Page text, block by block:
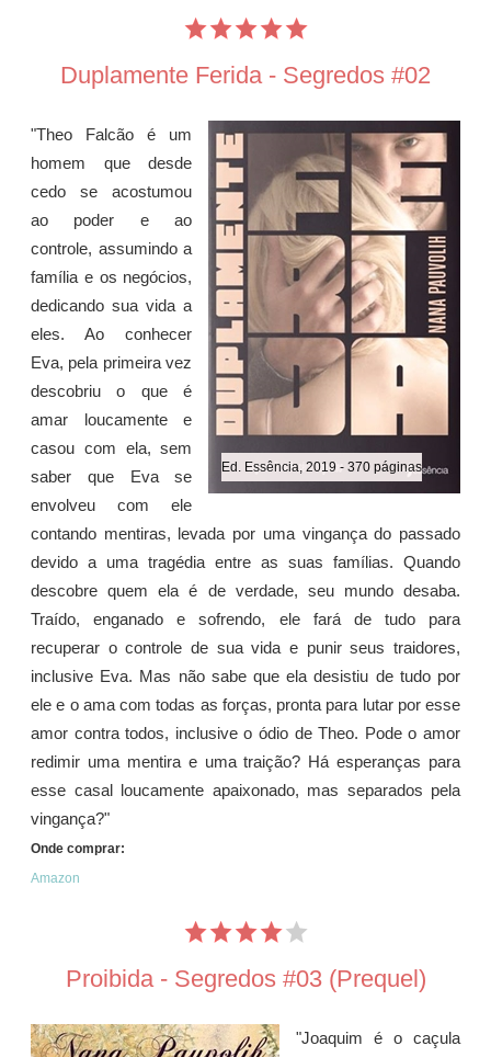
Duplamente Ferida - Segredos #02
Ed. Essência, 2019 - 370 páginas
"Theo Falcão é um
homem que desde
cedo se acostumou
ao poder e ao
controle, assumindo a
família e os negócios,
dedicando sua vida a
eles. Ao conhecer
Eva, pela primeira vez
descobriu o que é
amar loucamente e
casou com ela, sem
saber que Eva se
envolveu com ele
contando mentiras, levada por uma vingança do passado
devido a uma tragédia entre as suas famílias. Quando
descobre quem ela é de verdade, seu mundo desaba.
Traído, enganado e sofrendo, ele fará de tudo para
recuperar o controle de sua vida e punir seus traidores,
inclusive Eva. Mas não sabe que ela desistiu de tudo por
ele e o ama com todas as forças, pronta para lutar por esse
amor contra todos, inclusive o ódio de Theo. Pode o amor
redimir uma mentira e uma traição? Há esperanças para
esse casal loucamente apaixonado, mas separados pela
vingança?"
Onde comprar:
Amazon
Proibida - Segredos #03 (Prequel)
"Joaquim é o caçula